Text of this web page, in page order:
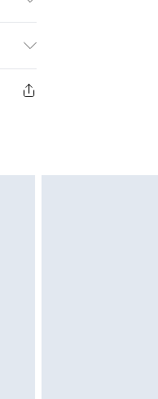
€7.99
€14.99